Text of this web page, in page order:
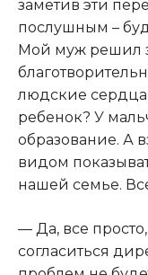
заметив эти
послушным –
Мой муж решил
людские
ребенок? У
образование. А
видом
нашей семье.
— Да, все
согласиться